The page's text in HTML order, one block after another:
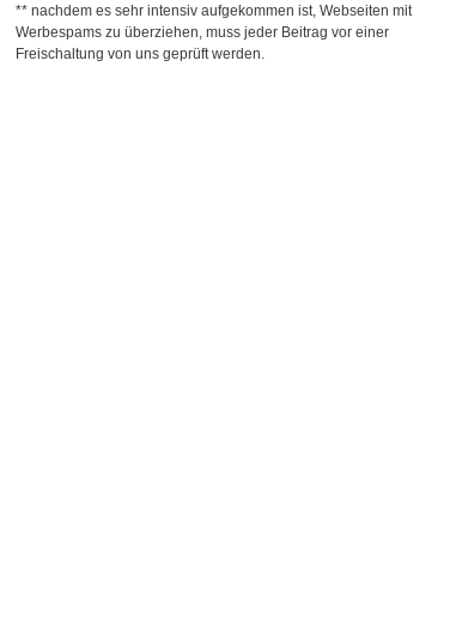
** nachdem es sehr intensiv aufgekommen ist, Webseiten mit
Werbespams zu überziehen, muss jeder Beitrag vor einer
Freischaltung von uns geprüft werden.